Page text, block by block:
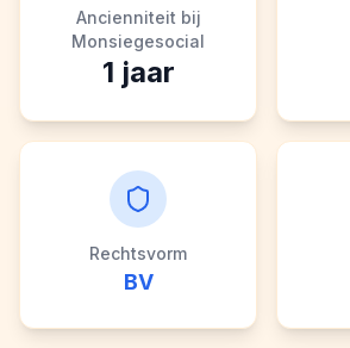
Ancienniteit bij
Monsiegesocial
1 jaar
Rechtsvorm
BV